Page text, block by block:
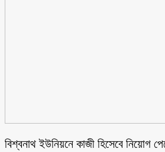
বিশ্বনাথ ইউনিয়নে কাজী হিসেবে নিয়োগ